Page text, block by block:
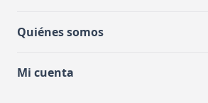
Quiénes somos
Mi cuenta